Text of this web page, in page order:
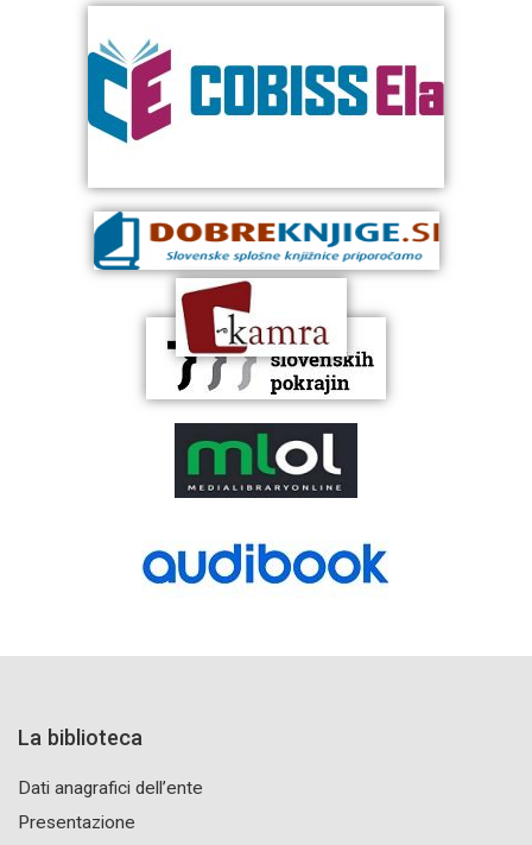
La biblioteca
Dati anagrafici dell’ente
Presentazione